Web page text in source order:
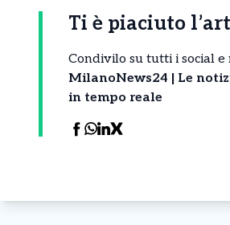
Ti è piaciuto
Condivilo su tutti i social e
MilanoNews24 | Le
in tempo reale